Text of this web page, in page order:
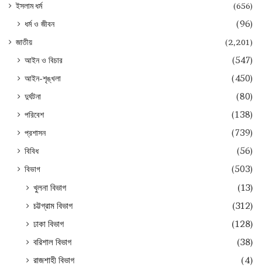
ইসলাম ধর্ম
(656)
ধর্ম ও জীবন (96)
জাতীয় (2,201)
আইন ও বিচার
(547)
আইন-শৃঙ্খলা
(450)
দুর্ঘটনা
(80)
পরিবেশ
(138)
প্রশাসন
(739)
বিবিধ
(56)
বিভাগ
(503)
খুলনা বিভাগ
(13)
চট্টগ্রাম বিভাগ
(312)
ঢাকা বিভাগ
(128)
বরিশাল বিভাগ
(38)
রাজশাহী বিভাগ
(4)